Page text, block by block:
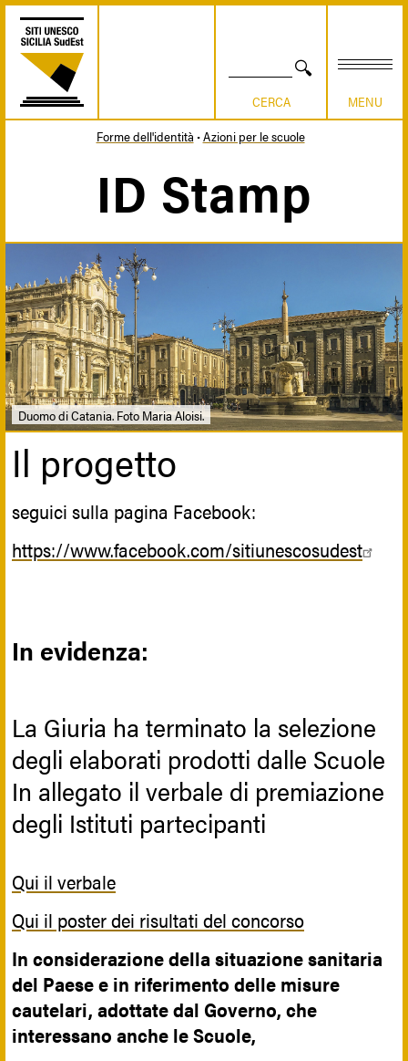
Salta
contenuto
principale
Briciole
di
pane
Forme dell'identità Azioni per le scuole
ID Stamp
Duomo di Catania. Foto Maria Aloisi.
Il progetto
seguici sulla pagina Facebook:
https://www.facebook.com/sitiunescosudest
In evidenza:
La Giuria ha terminato la selezione
degli elaborati prodotti dalle Scuole
In allegato il verbale di premiazione
degli Istituti partecipanti
Qui il verbale
Qui il poster dei risultati del concorso
In considerazione della situazione sanitaria
del Paese e in riferimento delle misure
cautelari, adottate dal Governo, che
interessano anche le Scuole,